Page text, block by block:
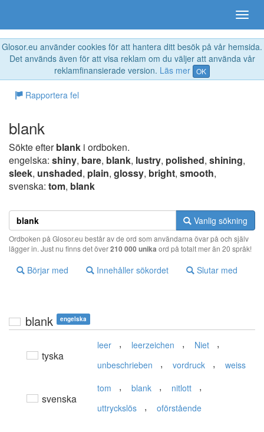
Glosor.eu använder cookies för att hantera ditt besök på vår hemsida.
Det används även för att visa reklam om du väljer att använda vår
reklamfinansierade version. Läs mer OK
Rapportera fel
blank
Sökte efterblank i ordboken.
engelska: shiny, bare, blank, lustry, polished, shining,
sleek, unshaded, plain, glossy, bright, smooth,
svenska: tom, blank
Vanlig sökning
Ordboken på Glosor.eu består av de ord som användarna övar på och själv
lägger in. Just nu finns det över210 000 unika ord på totalt mer än 20 språk!
Börjar med Innehåller sökordet Slutar med
blank engelska
tyska
leer , leerzeichen , Niet ,
unbeschrieben , vordruck , weiss
svenska
tom , blank , nitlott ,
uttryckslös , oförstående